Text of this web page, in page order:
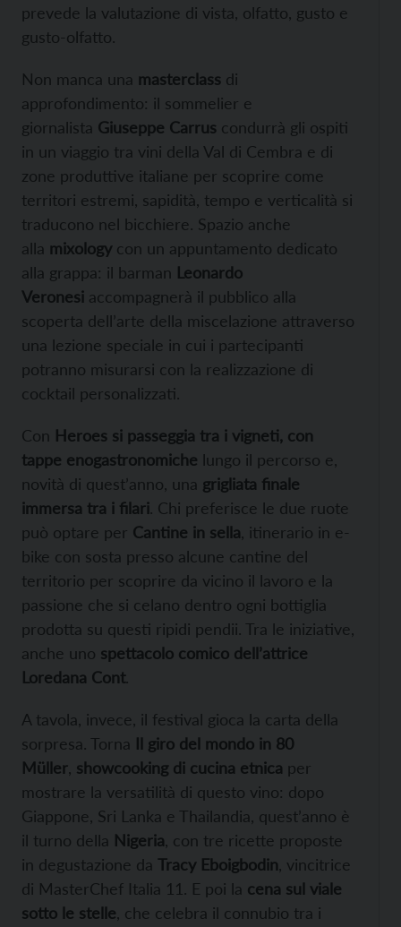
prevede la valutazione di vista, olfatto, gusto e
gusto-olfatto.
Non manca una masterclass di
approfondimento: il sommelier e
giornalista Giuseppe Carrus condurrà gli ospiti
in un viaggio tra vini della Val di Cembra e di
zone produttive italiane per scoprire come
territori estremi, sapidità, tempo e verticalità si
traducono nel bicchiere. Spazio anche
alla mixology con un appuntamento dedicato
alla grappa: il barman Leonardo
Veronesi accompagnerà il pubblico alla
scoperta dell’arte della miscelazione attraverso
una lezione speciale in cui i partecipanti
potranno misurarsi con la realizzazione di
cocktail personalizzati.
Con Heroes si passeggia tra i vigneti, con
tappe enogastronomiche lungo il percorso e,
novità di quest’anno, una grigliata finale
immersa tra i filari. Chi preferisce le due ruote
può optare per Cantine in sella , itinerario in e-
bike con sosta presso alcune cantine del
territorio per scoprire da vicino il lavoro e la
passione che si celano dentro ogni bottiglia
prodotta su questi ripidi pendii. Tra le iniziative,
anche uno spettacolo comico dell’attrice
Loredana Cont.
A tavola, invece, il festival gioca la carta della
sorpresa. Torna Il giro del mondo in 80
Müller showcooking di cucina etnica per
mostrare la versatilità di questo vino: dopo
Giappone, Sri Lanka e Thailandia, quest’anno è
il turno della Nigeria , con tre ricette proposte
in degustazione da Tracy Eboigbodin , vincitrice
di MasterChef Italia 11. E poi la cena sul viale
sotto le stelle , che celebra il connubio tra i